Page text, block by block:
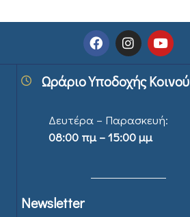
Ωράριο Υποδοχής Κοινού
Δευτέρα – Παρασκευή:
08:00 πμ – 15:00 μμ
Newsletter